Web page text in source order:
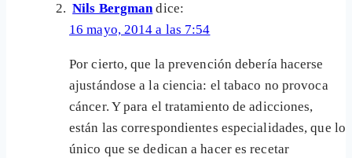
Nils Bergman dice:
16 mayo, 2014 a las 7:54
Por cierto, que la prevención debería hacerse
ajustándose a la ciencia: el tabaco no provoca
cáncer. Y para el tratamiento de adicciones,
están las correspondientes especialidades, que lo
único que se dedican a hacer es recetar